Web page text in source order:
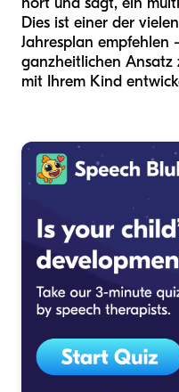
Dies ist einer der
Jahresplan
ganzheitlichen Ansatz
mit Ihrem Kind